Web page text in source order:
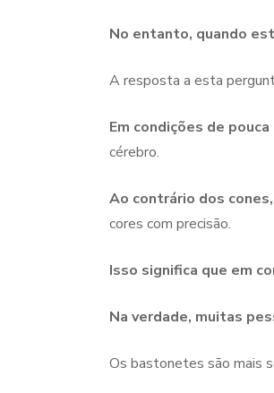
No entanto, quando
A resposta a esta
Em condições de
cérebro.
Ao contrário dos
cores com precisão.
Isso significa que em
Na verdade, muitas
Os bastonetes são mais